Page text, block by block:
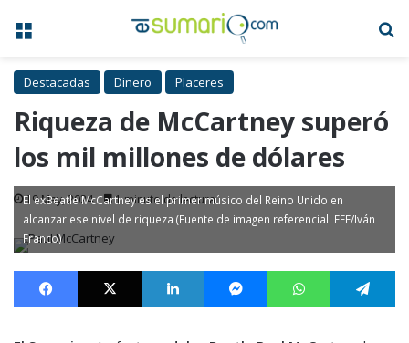
Menú
Destacadas Dinero Placeres
Riqueza de McCartney superó
los mil millones de dólares
19 May, 2024 1 minuto de lectura
El exBeatle McCartney es el primer músico del Reino Unido en
alcanzar ese nivel de riqueza (Fuente de imagen referencial: EFE/Iván
Franco)
Facebook X LinkedIn MessengerWhatsApp